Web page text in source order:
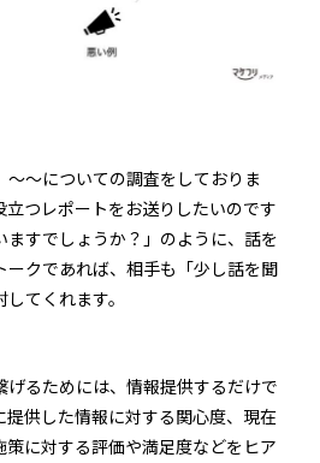
〜についての調査をしておりま
つレポートをお送りしたいのです
すでしょうか？」のように、話を
ークであれば、相手も「少し話を聞
てくれます。
げるためには、情報提供するだけで
提供した情報に対する関心度、現在
に対する評価や満足度などをヒア